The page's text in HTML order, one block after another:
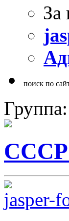
За
поиск по
Группа:
СССР
jasper-